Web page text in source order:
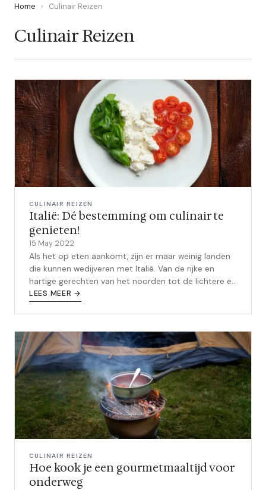
Home › Culinair Reizen
Culinair Reizen
CULINAIR REIZEN
Italië: Dé bestemming om culinair te
genieten!
15 May 2022
Als het op eten aankomt, zijn er maar weinig landen
die kunnen wedijveren met Italië. Van de rijke en
hartige gerechten van het noorden tot de lichtere en
smaakvollere keuken van h...
LEES MEER →
CULINAIR REIZEN
Hoe kook je een gourmetmaaltijd voor
onderweg